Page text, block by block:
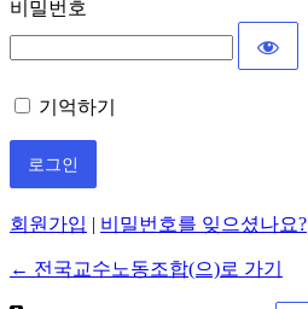
비밀번호
기억하기
회원가입 | 비밀번호를 잊으셨나요?
← 전국교수노동조합(으)로 가기